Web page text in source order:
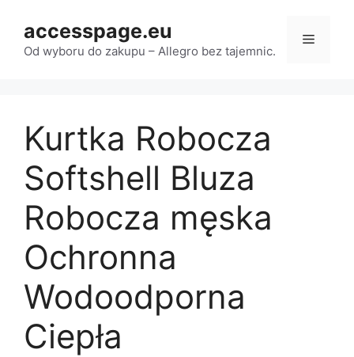
treści
accesspage.eu
Od wyboru do zakupu – Allegro bez tajemnic.
Menu
Kurtka Robocza
Softshell Bluza
Robocza męska
Ochronna
Wodoodporna
Ciepła